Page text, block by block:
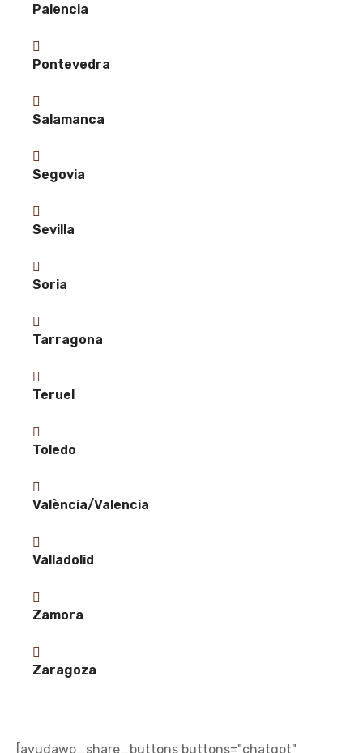
Palencia
Pontevedra
Salamanca
Segovia
Sevilla
Soria
Tarragona
Teruel
Toledo
València/Valencia
Valladolid
Zamora
Zaragoza
[ayudawp_share_buttons buttons="chatgpt"